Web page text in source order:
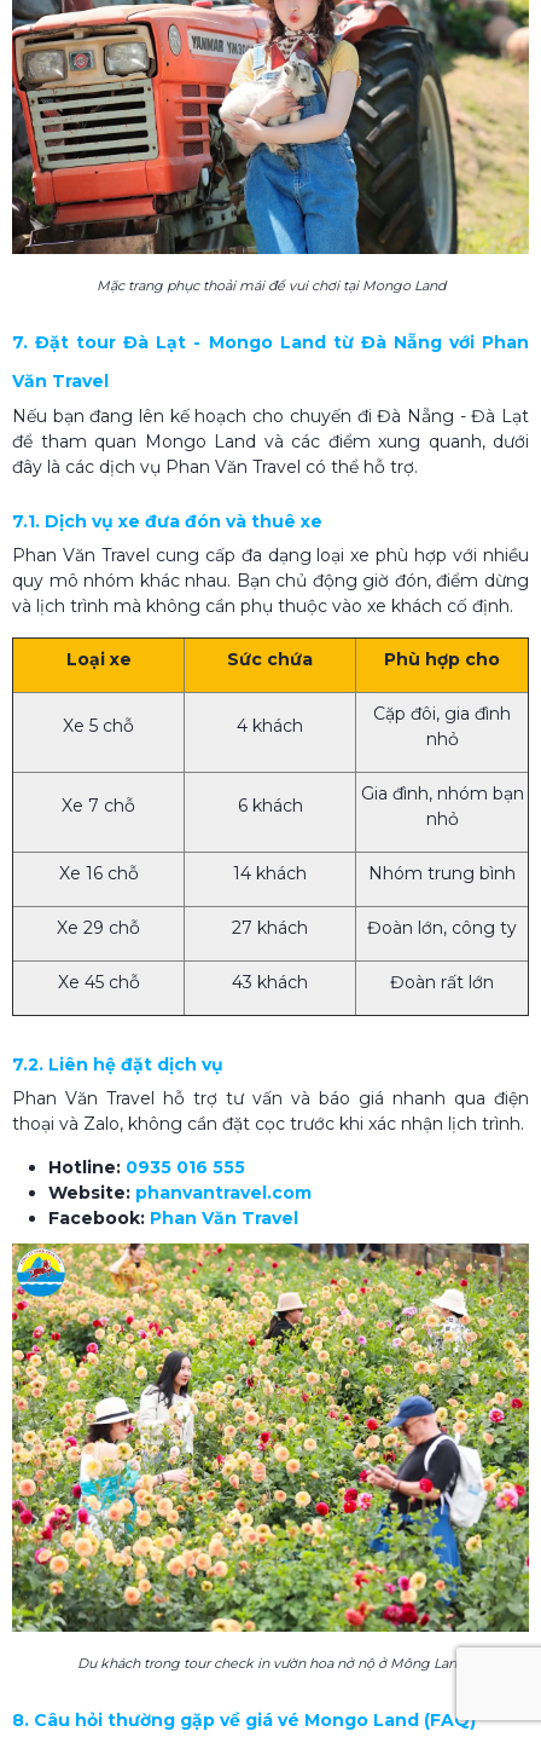
Mặc trang phục thoải mái để vui chơi tại Mongo Land
7. Đặt tour Đà Lạt - Mongo Land từ Đà Nẵng với Phan
Văn Travel
Nếu bạn đang lên kế hoạch cho chuyến đi Đà Nẵng - Đà Lạt
để tham quan Mongo Land và các điểm xung quanh, dưới
đây là các dịch vụ Phan Văn Travel có thể hỗ trợ.
7.1. Dịch vụ xe đưa đón và thuê xe
Phan Văn Travel cung cấp đa dạng loại xe phù hợp với nhiều
quy mô nhóm khác nhau. Bạn chủ động giờ đón, điểm dừng
và lịch trình mà không cần phụ thuộc vào xe khách cố định.
Loại xe Sức chứa Phù hợp cho
Xe 5 chỗ 4 khách
Cặp đôi, gia đình
nhỏ
Xe 7 chỗ 6 khách
Gia đình, nhóm bạn
nhỏ
Xe 16 chỗ 14 khách Nhóm trung bình
Xe 29 chỗ 27 khách Đoàn lớn, công ty
Xe 45 chỗ 43 khách Đoàn rất lớn
7.2. Liên hệ đặt dịch vụ
Phan Văn Travel hỗ trợ tư vấn và báo giá nhanh qua điện
thoại và Zalo, không cần đặt cọc trước khi xác nhận lịch trình.
Hotline: 0935 016 555
Website: phanvantravel.com
Facebook: Phan Văn Travel
Du khách trong tour check in vườn hoa nở nộ ở Mông Land
8. Câu hỏi thường gặp về giá vé Mongo Land (FAQ)